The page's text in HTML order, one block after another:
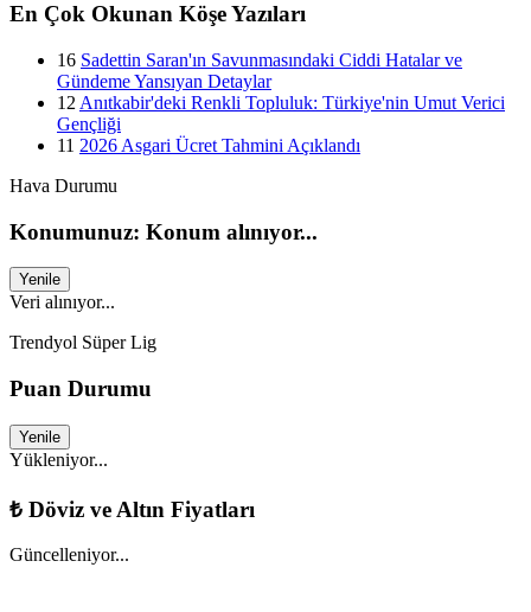
En Çok Okunan Köşe Yazıları
16 Sadettin Saran'ın Savunmasındaki Ciddi Hatalar ve
Gündeme Yansıyan Detaylar
12 Anıtkabir'deki Renkli Topluluk: Türkiye'nin Umut Verici
Gençliği
11 2026 Asgari Ücret Tahmini Açıklandı
Hava Durumu
Konumunuz: Konum alınıyor...
Yenile
Veri alınıyor...
Trendyol Süper Lig
Puan Durumu
Yenile
Yükleniyor...
₺ Döviz ve Altın Fiyatları
Güncelleniyor...